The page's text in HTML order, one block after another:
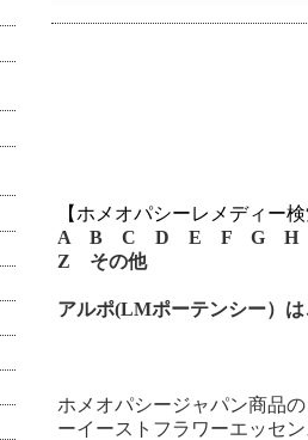
【ホメオパシーレメディー
A
B C D E F G H
Z
その他
アルポ(LMポーテンシー）は
ホメオパシージャパン商品
ーイーストフラワーエッセン